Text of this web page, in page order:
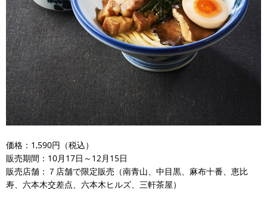
価格：1,590円（税込）
販売期間：10月17日～12月15日
販売店舗：７店舗で限定販売（南青山、中目黒、麻布十番、恵比
寿、六本木交差点、六本木ヒルズ、三軒茶屋）